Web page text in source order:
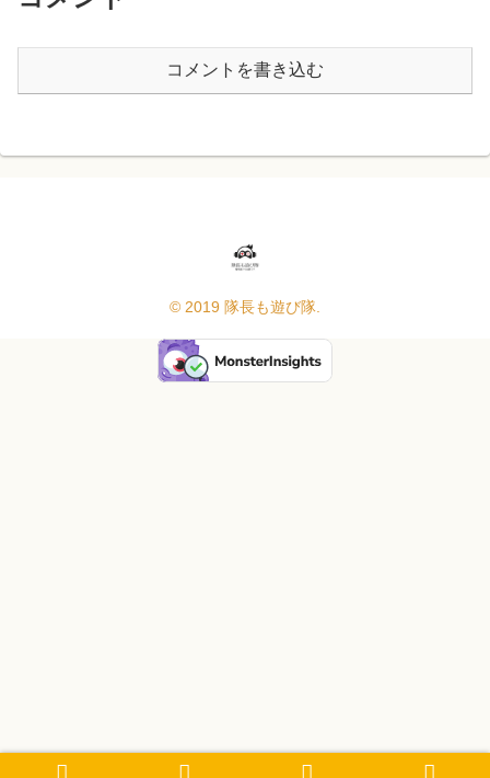
コメントを書き込む
© 2019 隊長も遊び隊.